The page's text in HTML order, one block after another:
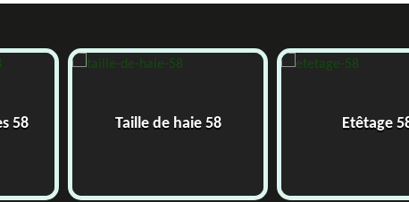
58 Taille de haie 58 Etêtage 58